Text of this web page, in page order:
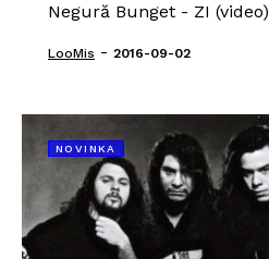
Negură Bunget - ZI (video)
LooMis - 2016-09-02
NOVINKA